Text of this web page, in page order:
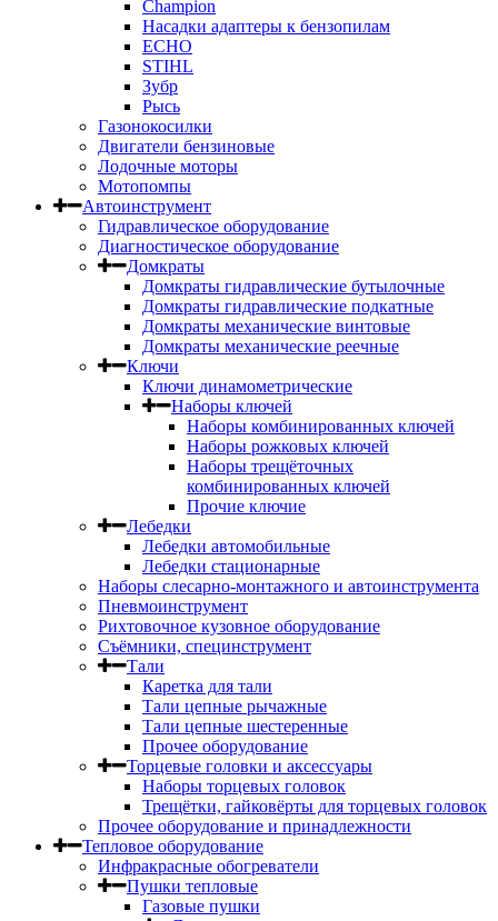
Champion
Насадки адаптеры к бензопилам
ECHO
STIHL
Зубр
Рысь
Газонокосилки
Двигатели бензиновые
Лодочные моторы
Мотопомпы
Автоинструмент
Гидравлическое оборудование
Диагностическое оборудование
Домкраты
Домкраты гидравлические бутылочные
Домкраты гидравлические подкатные
Домкраты механические винтовые
Домкраты механические реечные
Ключи
Ключи динамометрические
Наборы ключей
Наборы комбинированных ключей
Наборы рожковых ключей
Наборы трещёточных
комбинированных ключей
Прочие ключие
Лебедки
Лебедки автомобильные
Лебедки стационарные
Наборы слесарно-монтажного и автоинструмента
Пневмоинструмент
Рихтовочное кузовное оборудование
Съёмники, специнструмент
Тали
Каретка для тали
Тали цепные рычажные
Тали цепные шестеренные
Прочее оборудование
Торцевые головки и аксессуары
Наборы торцевых головок
Трещётки, гайковёрты для торцевых головок
Прочее оборудование и принадлежности
Тепловое оборудование
Инфракрасные обогреватели
Пушки тепловые
Газовые пушки